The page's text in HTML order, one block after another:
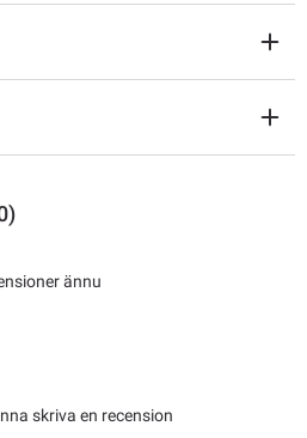
ännu
skriva en recension